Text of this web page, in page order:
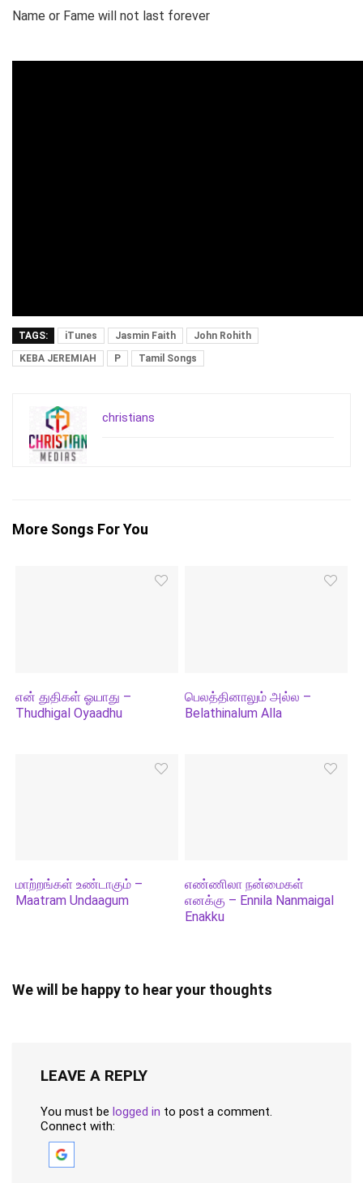
Name or Fame will not last forever
TAGS: iTunes Jasmin Faith
John Rohith
KEBA JEREMIAH
P Tamil Songs
christians
More Songs For You
என் துதிகள் ஓயாது –
Thudhigal Oyaadhu
பெலத்தினாலும் அல்ல –
Belathinalum Alla
மாற்றங்கள் உண்டாகும் –
Maatram Undaagum
எண்ணிலா நன்மைகள்
எனக்கு – Ennila Nanmaigal
Enakku
We will be happy to hear your thoughts
LEAVE A REPLY
You must be logged in to post a comment.
Connect with: